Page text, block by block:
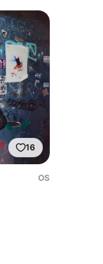
16
OS